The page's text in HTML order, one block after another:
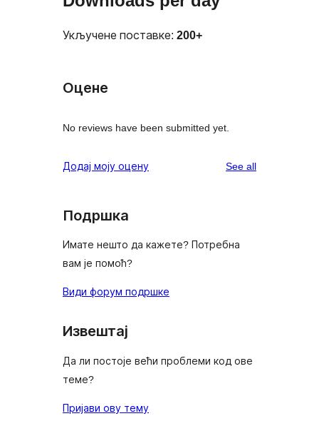
Укључене поставке: 200+
Оцене
No reviews have been submitted yet.
Додај моју оцену See allreviews
Подршка
Имате нешто да кажете? Потребна
вам је помоћ?
Види форум подршке
Извештај
Да ли постоје већи проблеми код ове
теме?
Пријави ову тему